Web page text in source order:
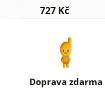
727 Kč
Doprava zdarma